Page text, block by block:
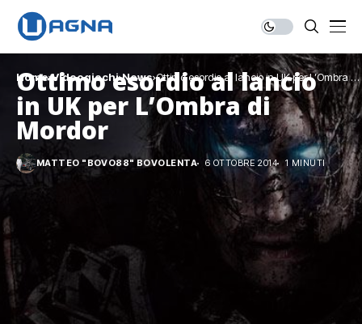
Home Videogiochi News Ottimo esordio al lancio in UK per L’Ombra di
Mordor
Ottimo esordio al lancio
in UK per L’Ombra di
Mordor
MATTEO "BOVO88" BOVOLENTA 6 OTTOBRE 2014 1 MINUTI